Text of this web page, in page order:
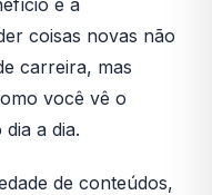
coisas novas não
carreira, mas
você vê o
a dia.
de conteúdos,